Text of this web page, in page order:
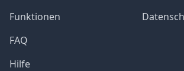
Funktionen
FAQ
Hilfe